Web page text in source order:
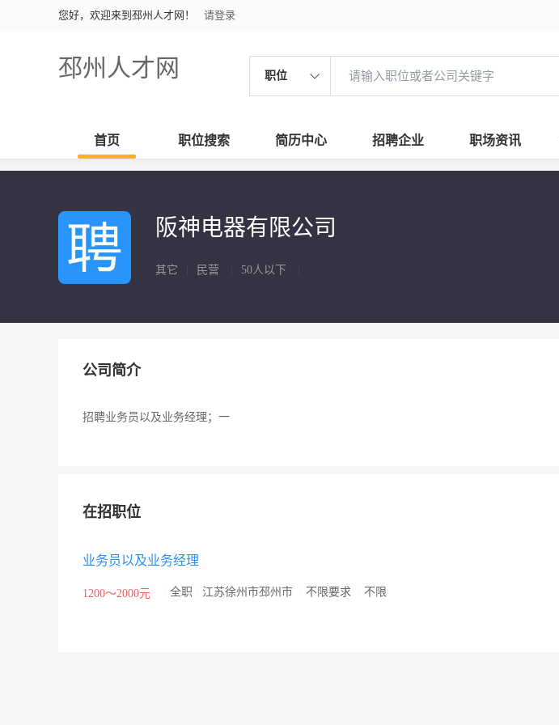
您好，欢迎来到邳州人才网！ 请登录
邳州人才网 职位
首页 职位搜索 简历中心 招聘企业 职场资讯
阪神电器有限公司
其它 民营 50人以下
公司简介
招聘业务员以及业务经理；一
在招职位
业务员以及业务经理
1200～2000元 全职 江苏徐州市邳州市 不限要求 不限